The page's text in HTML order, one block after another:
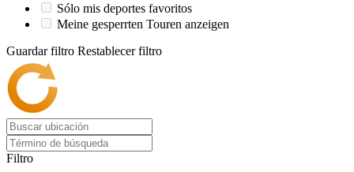
Sólo mis deportes favoritos
Meine gesperrten Touren anzeigen
Guardar filtro Restablecer filtro
Filtro